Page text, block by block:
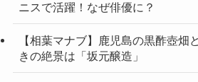
ニスで活躍！なぜ俳優に？
【相葉マナブ】鹿児島の黒酢壺畑
きの絶景は「坂元醸造」